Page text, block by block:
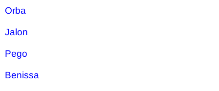
Orba
Jalon
Pego
Benissa